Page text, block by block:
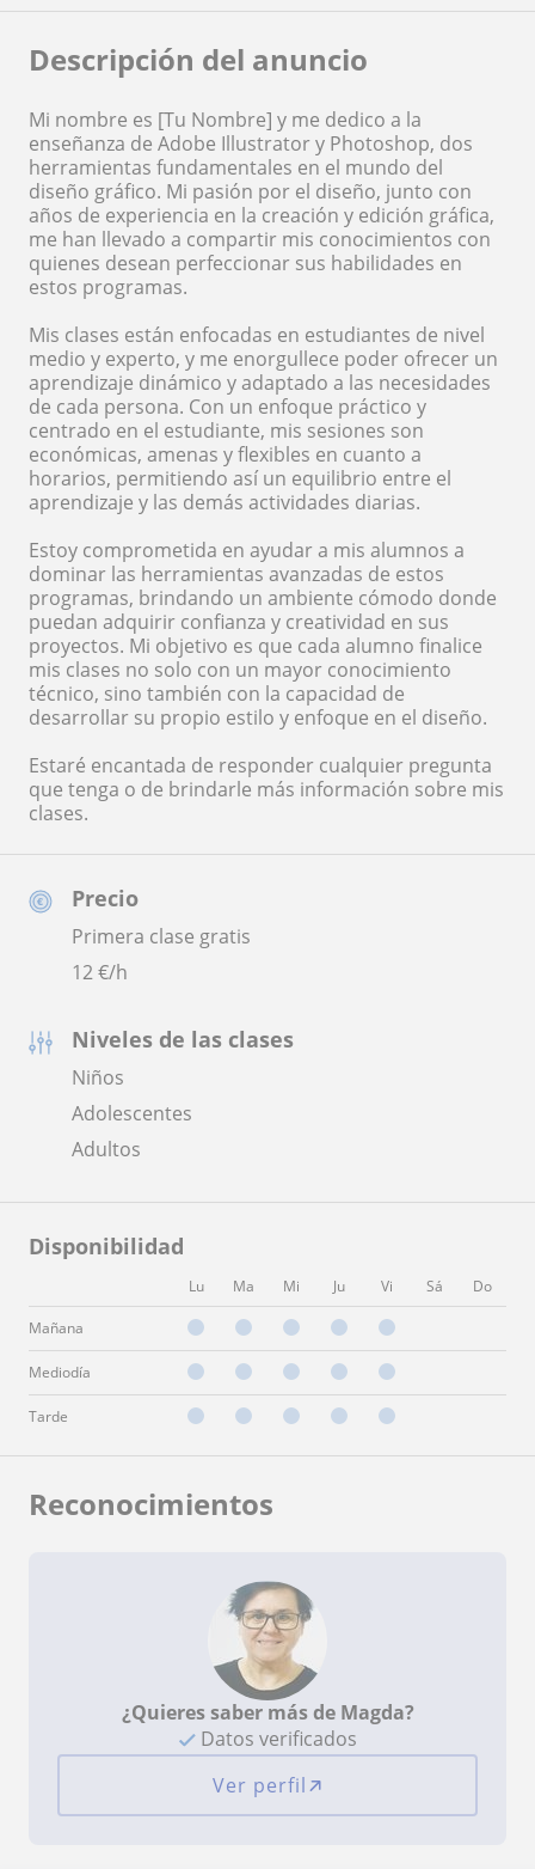
Precio
Primera clase gratis
12€/h
Niveles de las clases
Niños
Adolescentes
Adultos
Disponibilidad
Lu Ma Mi Ju Vi Sá Do
Mañana
Mediodía
Tarde
Descripción del anuncio
Mi nombre es [Tu Nombre] y me dedico a la
enseñanza de Adobe Illustrator y Photoshop, dos
herramientas fundamentales en el mundo del
diseño gráfico. Mi pasión por el diseño, junto con
años de experiencia en la creación y edición gráfica,
me han llevado a compartir mis conocimientos con
quienes desean perfeccionar sus habilidades en
estos programas.
Mis clases están enfocadas en estudiantes de nivel
medio y experto, y me enorgullece poder ofrecer un
aprendizaje dinámico y adaptado a las necesidades
de cada persona. Con un enfoque práctico y
centrado en el estudiante, mis sesiones son
económicas, amenas y flexibles en cuanto a
horarios, permitiendo así un equilibrio entre el
aprendizaje y las demás actividades diarias.
Estoy comprometida en ayudar a mis alumnos a
dominar las herramientas avanzadas de estos
programas, brindando un ambiente cómodo donde
puedan adquirir confianza y creatividad en sus
proyectos. Mi objetivo es que cada alumno finalice
mis clases no solo con un mayor conocimiento
técnico, sino también con la capacidad de
desarrollar su propio estilo y enfoque en el diseño.
Estaré encantada de responder cualquier pregunta
que tenga o de brindarle más información sobre mis
clases.
Reconocimientos
¿Quieres saber más de Magda?
Datos verificados
Ver perfil